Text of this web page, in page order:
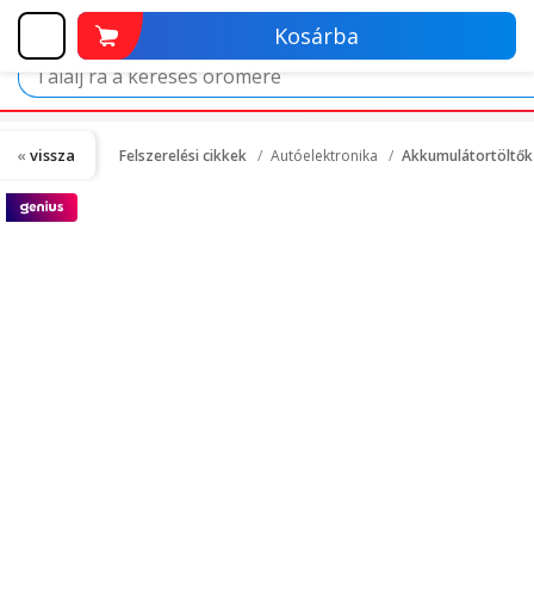
Kosárba
Felszerelési cikkek Autóelektronika Akkumulátortöltők
vissza